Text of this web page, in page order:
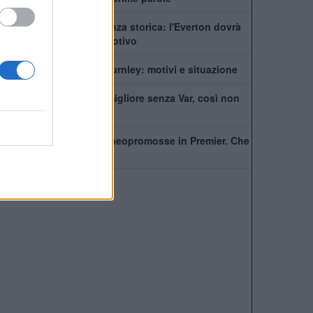
Premier League, sentenza storica: l'Everton dovrà
risarcire il Burnley. Il motivo
Scott Parker lascia il Burnley: motivi e situazione
L'accusa: "Il calcio è migliore senza Var, così non
c'è giustizia"
Non si scherza con le neopromosse in Premier. Che